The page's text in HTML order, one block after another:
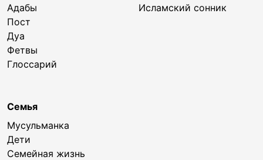
Адабы
Пост
Дуа
Фетвы
Глоссарий
Исламский сонник
Семья
Мусульманка
Дети
Семейная жизнь